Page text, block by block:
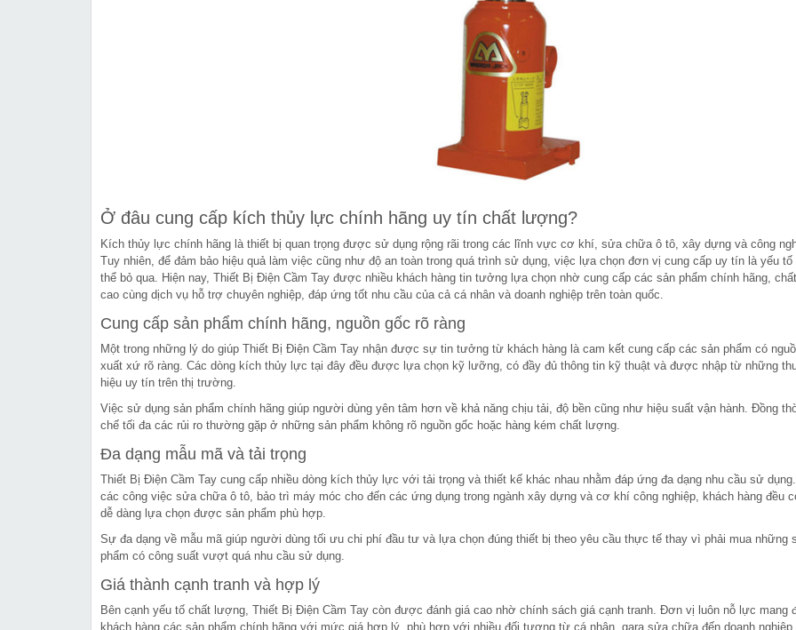
Ở đâu cung cấp kích thủy lực chính hãng uy tín chất lượng?
Kích thủy lực chính hãng là thiết bị quan trọng được sử dụng rộng rãi trong các lĩnh vực cơ khí, sửa chữa ô tô, xây dựng và công
Tuy nhiên, để đảm bảo hiệu quả làm việc cũng như độ an toàn trong quá trình sử dụng, việc lựa chọn đơn vị cung cấp uy tín là yếu tố
thể bỏ qua. Hiện nay, Thiết Bị Điện Cầm Tay được nhiều khách hàng tin tưởng lựa chọn nhờ cung cấp các sản phẩm chính hãng,
cao cùng dịch vụ hỗ trợ chuyên nghiệp, đáp ứng tốt nhu cầu của cả cá nhân và doanh nghiệp trên toàn quốc.
Cung cấp sản phẩm chính hãng, nguồn gốc rõ ràng
Một trong những lý do giúp Thiết Bị Điện Cầm Tay nhận được sự tin tưởng từ khách hàng là cam kết cung cấp các sản phẩm có
xuất xứ rõ ràng. Các dòng kích thủy lực tại đây đều được lựa chọn kỹ lưỡng, có đầy đủ thông tin kỹ thuật và được nhập từ những
hiệu uy tín trên thị trường.
Việc sử dụng sản phẩm chính hãng giúp người dùng yên tâm hơn về khả năng chịu tải, độ bền cũng như hiệu suất vận hành. Đồng
chế tối đa các rủi ro thường gặp ở những sản phẩm không rõ nguồn gốc hoặc hàng kém chất lượng.
Đa dạng mẫu mã và tải trọng
Thiết Bị Điện Cầm Tay cung cấp nhiều dòng kích thủy lực với tải trọng và thiết kế khác nhau nhằm đáp ứng đa dạng nhu cầu sử
các công việc sửa chữa ô tô, bảo trì máy móc cho đến các ứng dụng trong ngành xây dựng và cơ khí công nghiệp, khách hàng đều
dễ dàng lựa chọn được sản phẩm phù hợp.
Sự đa dạng về mẫu mã giúp người dùng tối ưu chi phí đầu tư và lựa chọn đúng thiết bị theo yêu cầu thực tế thay vì phải mua những
phẩm có công suất vượt quá nhu cầu sử dụng.
Giá thành cạnh tranh và hợp lý
Bên cạnh yếu tố chất lượng, Thiết Bị Điện Cầm Tay còn được đánh giá cao nhờ chính sách giá cạnh tranh. Đơn vị luôn nỗ lực mang
khách hàng các sản phẩm chính hãng với mức giá hợp lý, phù hợp với nhiều đối tượng từ cá nhân, gara sửa chữa đến doanh nghiệp